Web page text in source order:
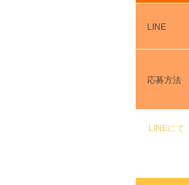
LINE
応募方法
LINEにて